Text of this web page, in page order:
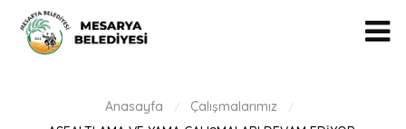
Anasayfa / Çalışmalarımız /